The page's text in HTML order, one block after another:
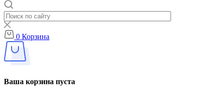
0 Корзина
Ваша корзина пуста